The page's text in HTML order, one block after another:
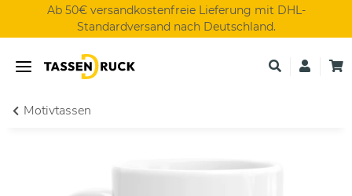
Ab 50€ versandkostenfreie Lieferung mit DHL-
Standardversand nach Deutschland.
Motivtassen